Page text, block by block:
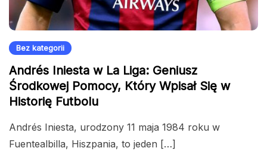
Bez kategorii
Andrés Iniesta w La Liga: Geniusz
Środkowej Pomocy, Który Wpisał Się w
Historię Futbolu
Andrés Iniesta, urodzony 11 maja 1984 roku w
Fuentealbilla, Hiszpania, to jeden […]